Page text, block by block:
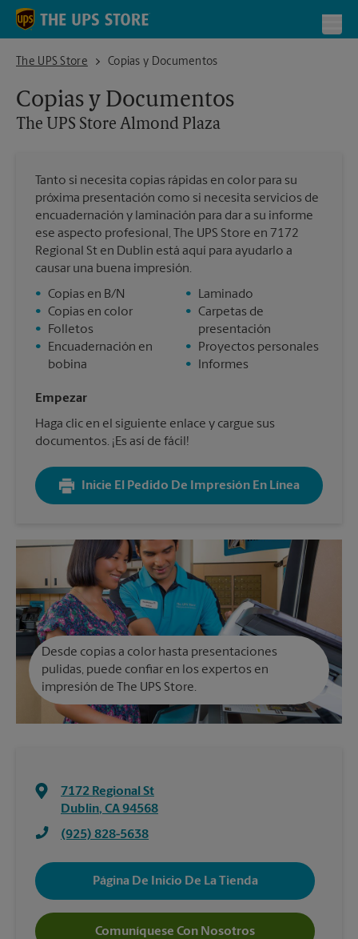
Skip to content
Return to Nav
The UPS Store
The UPS Store Almond PlazaCopias y Documentos
Copias y Documentos
The UPS Store Almond Plaza
Tanto si necesita copias rápidas en color para su
próxima presentación como si necesita servicios de
encuadernación y laminación para dar a su informe
ese aspecto profesional, The UPS Store en 7172
Regional St en Dublin está aquí para ayudarlo a
causar una buena impresión.
• Copias en B/N
• Copias en color
•
Folletos
•
Encuadernación en
bobina
•
Laminado
• Carpetas de
presentación
•
Proyectos personales
•
Informes
Empezar
Haga clic en el siguiente enlace y cargue sus
documentos. ¡Es así de fácil!
Inicie El Pedido De Impresión En Línea
Desde copias a color hasta presentaciones
pulidas, puede confiar en los expertos en
impresión de The UPS Store.
7172 Regional St
Dublin, CA94568
(925) 828-5638
Página De Inicio De La Tienda
Comuníquese Con Nosotros